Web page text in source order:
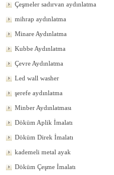
Çeşmeler sadırvan aydınlatma
mihrap aydınlatma
Minare Aydınlatma
Kubbe Aydınlatma
Çevre Aydınlatma
Led wall washer
şerefe aydınlatma
Minber Aydınlatması
Döküm Aplik İmalatı
Döküm Direk İmalatı
kademeli metal ayak
Döküm Çeşme İmalatı